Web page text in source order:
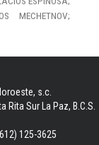
MECHETNOV;
s.c.
Sur La Paz, B.C.S.
125-3625